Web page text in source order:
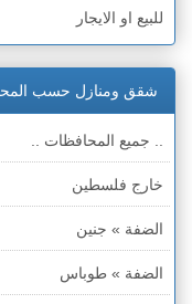
للبيع او الايجار
شقق ومنازل حسب
.. جميع المحافظات ..
خارج فلسطين
الضفة » جنين
الضفة » طوباس